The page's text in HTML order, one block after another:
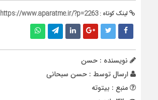
لینک کوتاه :https://www.aparatme.ir/?p=2263
نویسنده : حسن
ارسال توسط : حسن سبحانی
منبع : بیتوته